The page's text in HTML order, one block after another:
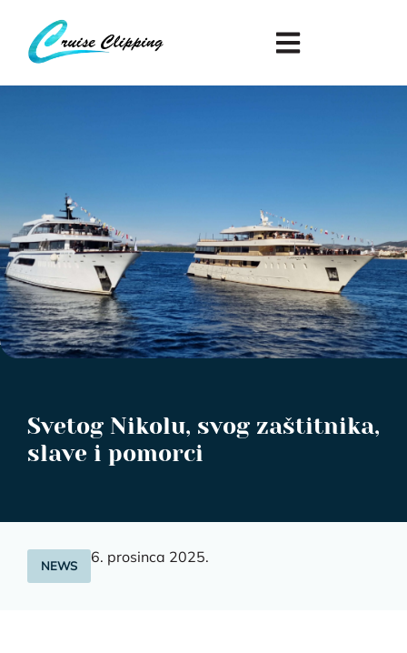
Svetog Nikolu, svog zaštitnika,
slave i pomorci
NEWS 6. prosinca 2025.